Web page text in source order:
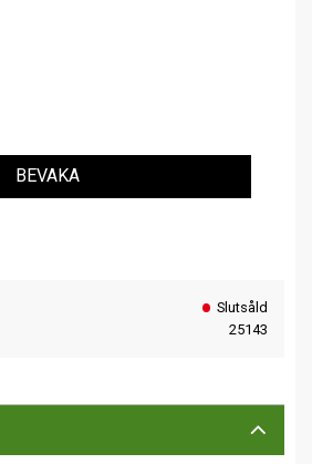
BEVAKA
Slutsåld
25143